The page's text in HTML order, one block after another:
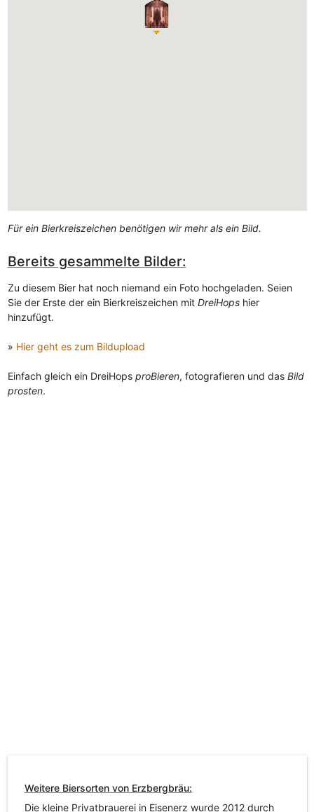
Für ein Bierkreiszeichen benötigen wir mehr als ein Bild.
Bereits gesammelte Bilder:
Zu diesem Bier hat noch niemand ein Foto hochgeladen. Seien
Sie der Erste der ein Bierkreiszeichen mit DreiHopshier
hinzufügt.
» Hier geht es zum Bildupload
Einfach gleich ein DreiHops proBieren, fotografieren und das Bild
prosten.
Weitere Biersorten von Erzbergbräu:
Die kleine Privatbrauerei in Eisenerz wurde 2012 durch